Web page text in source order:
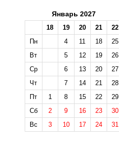
Январь 2027
18 19 20 21
22
Пн
4 11 18
25
Вт
5 12 19
26
Ср
6 13 20
27
Чт
7 14 21
28
Пт
1 8 15 22
29
Сб
2 9 16 23
30
Вс
3 10 17 24 31